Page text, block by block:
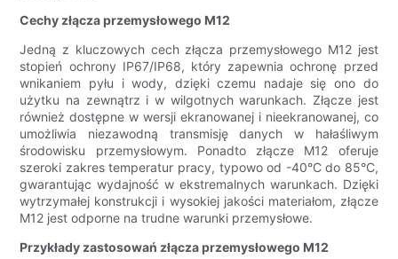
Cechy złącza przemysłowego M12
Jedną z kluczowych cech złącza przemysłowego M12 jest
stopień ochrony IP67/IP68, który zapewnia ochronę przed
wnikaniem pyłu i wody, dzięki czemu nadaje się ono do
użytku na zewnątrz i w wilgotnych warunkach. Złącze jest
również dostępne w wersji ekranowanej i nieekranowanej, co
umożliwia niezawodną transmisję danych w hałaśliwym
środowisku przemysłowym. Ponadto złącze M12 oferuje
szeroki zakres temperatur pracy, typowo od -40°C do 85°C,
gwarantując wydajność w ekstremalnych warunkach. Dzięki
wytrzymałej konstrukcji i wysokiej jakości materiałom, złącze
M12 jest odporne na trudne warunki przemysłowe.
Przykłady zastosowań złącza przemysłowego M12